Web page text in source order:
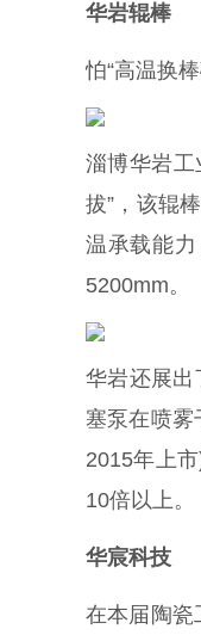
华岩辊棒
怕“高温换
淄博华岩工
拔”，该辊
温承载能
5200mm。
华岩还展出
塞泵在喷雾
2015年上
10倍以上。
华宸科技
在本届陶瓷